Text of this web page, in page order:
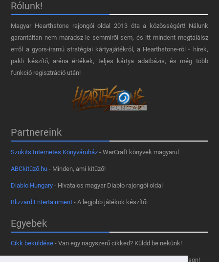
Rólunk!
Magyar Hearthstone​ rajongói oldal 2013 óta a közösségért! Nálunk
garantáltan nem maradsz le semmiről sem, és itt mindent megtalálsz
erről a gyors-iramú stratégiai kártyajátékról, a Hearthstone-ról - hírek,
pakli készítő, aréna értékek, teljes kártya adatbázis, és még több
funkció regisztráció után!
Partnereink
Szukits Internetes Könyváruház - WarCraft könyvek magyarul
ABCkitűző.hu - Minden, ami kitűző!
Diablo Hungary - Hivatalos magyar Diablo rajongói oldal
Blizzard Entertainment - A legjobb játékok készítői
Egyebek
Cikk beküldése - Van egy nagyszerű cikked? Küldd be nekünk!
- Tetszik az oldal? Segíts, hogy fennmaradhasson!